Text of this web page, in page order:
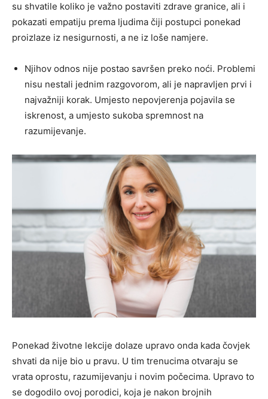
su shvatile koliko je važno postaviti zdrave granice, ali i
pokazati empatiju prema ljudima čiji postupci ponekad
proizlaze iz nesigurnosti, a ne iz loše namjere.
Njihov odnos nije postao savršen preko noći. Problemi
nisu nestali jednim razgovorom, ali je napravljen prvi i
najvažniji korak. Umjesto nepovjerenja pojavila se
iskrenost, a umjesto sukoba spremnost na
razumijevanje.
Ponekad životne lekcije dolaze upravo onda kada čovjek
shvati da nije bio u pravu. U tim trenucima otvaraju se
vrata oprostu, razumijevanju i novim počecima. Upravo to
se dogodilo ovoj porodici, koja je nakon brojnih